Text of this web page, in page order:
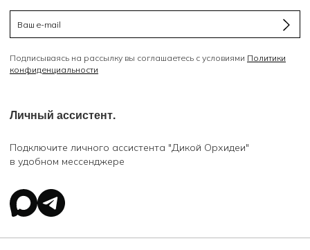
Подписываясь на рассылку вы соглашаетесь с условиями Политики
конфиденциальности
Личный ассистент.
Подключите личного ассистента "Дикой Орхидеи"
в удобном мессенджере